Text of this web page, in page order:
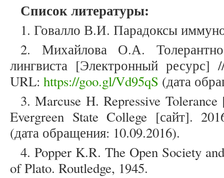
Список литературы:
1. Говалло В.И. Парадоксы
2. Михайлова О.А.
лингвиста [Электронный
URL: https://goo.gl/Vd95qS (дата
3. Marcuse H. Repressive
Evergreen State College [сайт].
(дата обращения: 10.09.2016).
4. Popper K.R. The Open Society
of Plato. Routledge, 1945.